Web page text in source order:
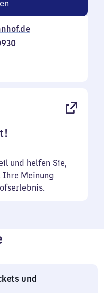
und helfen Sie,
Meinung
und